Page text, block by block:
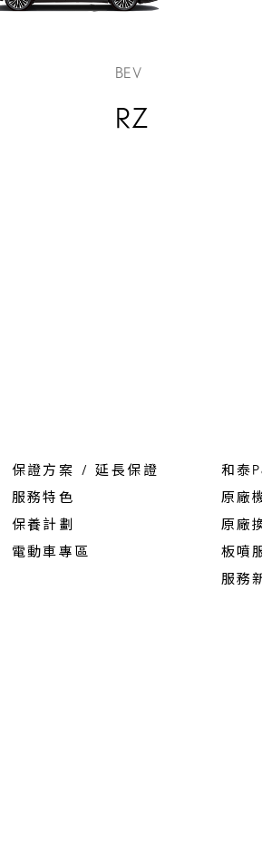
BEV
RZ
保證方案 / 延長保證
服務特色
保養計劃
電動車專區
和泰
原廠
原廠
板噴
服務